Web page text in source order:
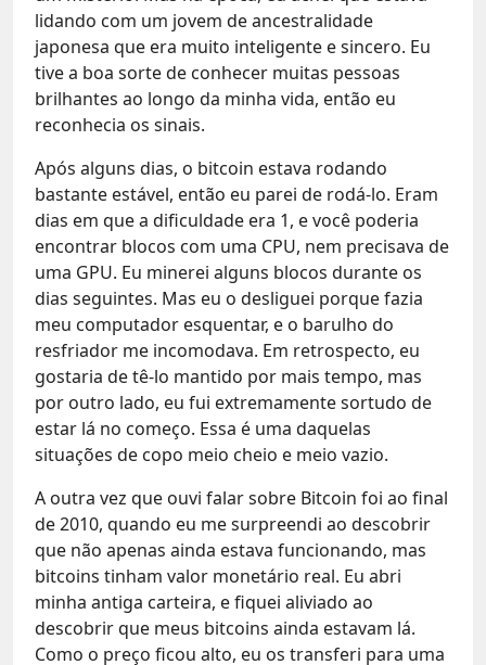
lidando com um jovem de ancestralidade
japonesa que era muito inteligente e sincero. Eu
tive a boa sorte de conhecer muitas pessoas
brilhantes ao longo da minha vida, então eu
reconhecia os sinais.
Após alguns dias, o bitcoin estava rodando
bastante estável, então eu parei de rodá-lo. Eram
dias em que a dificuldade era 1, e você poderia
encontrar blocos com uma CPU, nem precisava de
uma GPU. Eu minerei alguns blocos durante os
dias seguintes. Mas eu o desliguei porque fazia
meu computador esquentar, e o barulho do
resfriador me incomodava. Em retrospecto, eu
gostaria de tê-lo mantido por mais tempo, mas
por outro lado, eu fui extremamente sortudo de
estar lá no começo. Essa é uma daquelas
situações de copo meio cheio e meio vazio.
A outra vez que ouvi falar sobre Bitcoin foi ao final
de 2010, quando eu me surpreendi ao descobrir
que não apenas ainda estava funcionando, mas
bitcoins tinham valor monetário real. Eu abri
minha antiga carteira, e fiquei aliviado ao
descobrir que meus bitcoins ainda estavam lá.
Como o preço ficou alto, eu os transferi para uma